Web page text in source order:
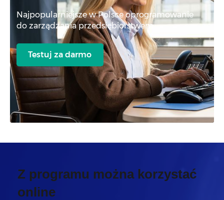
Najpopularniejsze w Polsce oprogramowanie
do zarządzania przedsiębiorstwem
Testuj za darmo
Z programu można korzystać
online